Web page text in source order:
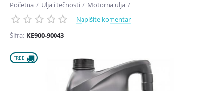
Početna / Ulja i tečnosti / Motorna ulja /
Napišite komentar
Šifra: KE900-90043
FREE